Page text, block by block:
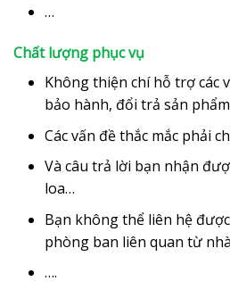
…
Chất lượng phục vụ
Không thiện chí hỗ trợ các
bảo hành, đổi trả sản
Các vấn đề thắc mắc phải
Và câu trả lời bạn nhận
loa…
Bạn không thể liên hệ
phòng ban liên quan từ
….